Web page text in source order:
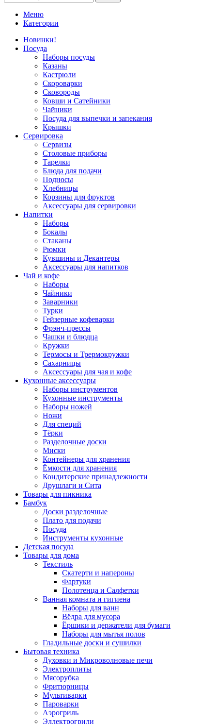
Меню
Категории
Новинки!
Посуда
Наборы посуды
Казаны
Кастрюли
Скороварки
Сковороды
Ковши и Сатейники
Чайники
Посуда для выпечки и запекания
Крышки
Сервировка
Сервизы
Столовые приборы
Тарелки
Блюда для подачи
Подносы
Хлебницы
Корзины для фруктов
Аксессуары для сервировки
Напитки
Наборы
Бокалы
Стаканы
Рюмки
Кувшины и Декантеры
Аксессуары для напитков
Чай и кофе
Наборы
Чайники
Заварники
Турки
Гейзерные кофеварки
Фрэнч-прессы
Чашки и блюдца
Кружки
Термосы и Трермокружки
Сахарницы
Аксессуары для чая и кофе
Кухонные аксессуары
Наборы инструментов
Кухонные инструменты
Наборы ножей
Ножи
Для специй
Тёрки
Разделочные доски
Миски
Контейнеры для хранения
Ёмкости для хранения
Кондитерские принадлежности
Друшлаги и Сита
Товары для пикника
Бамбук
Доски разделочные
Плато для подачи
Посуда
Инструменты кухонные
Детская посуда
Товары для дома
Текстиль
Скатерти и напероны
Фартуки
Полотенца и Салфетки
Ванная комната и гигиена
Наборы для ванн
Вёдра для мусора
Ёршики и держатели для бумаги
Наборы для мытья полов
Гладильные доски и сушилки
Бытовая техника
Духовки и Микроволновые печи
Электроплиты
Мясорубка
Фритюрницы
Мультиварки
Пароварки
Аэрогриль
Эллектрогрили